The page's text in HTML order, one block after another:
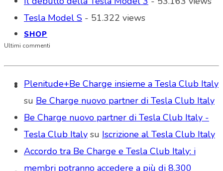
SHOP
Tesla Model S - 51.322 views
Ultimi commenti
Plenitude+Be Charge insieme a Tesla Club Italy
su Be Charge nuovo partner di Tesla Club Italy
Be Charge nuovo partner di Tesla Club Italy -
Tesla Club Italy su Iscrizione al Tesla Club Italy
Accordo tra Be Charge e Tesla Club Italy: i
membri potranno accedere a più di 8.300